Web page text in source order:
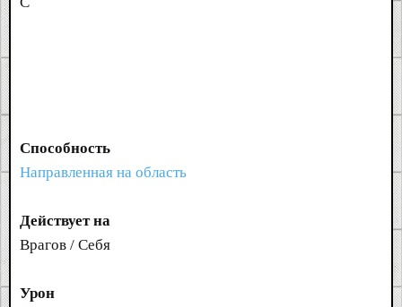
Способность
Направленная на область
Действует на
Врагов / Себя
Урон